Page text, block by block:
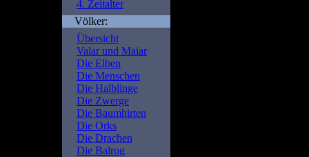
4. Zeitalter
Völker:
Übersicht
Valar und Maiar
Die Elben
Die Menschen
Die Halblinge
Die Zwerge
Die Baumhirten
Die Orks
Die Drachen
Die Balrog